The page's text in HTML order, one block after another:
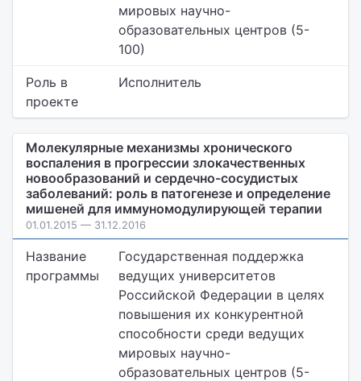
мировых научно-
образовательных центров (5-
100)
Роль в
проекте
Исполнитель
Молекулярные механизмы хронического
воспаления в прогрессии злокачественных
новообразований и сердечно-сосудистых
заболеваний: роль в патогенезе и определение
мишеней для иммуномодулирующей терапии
01.01.2015 — 31.12.2016
Название
программы
Государственная поддержка
ведущих университетов
Российской Федерации в целях
повышения их конкурентной
способности среди ведущих
мировых научно-
образовательных центров (5-